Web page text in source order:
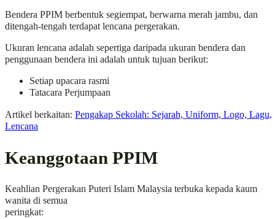
Bendera PPIM berbentuk segiempat, berwarna merah jambu, dan
ditengah-tengah terdapat lencana pergerakan.
Ukuran lencana adalah sepertiga daripada ukuran bendera dan
penggunaan bendera ini adalah untuk tujuan berikut:
Setiap upacara rasmi
Tatacara Perjumpaan
Artikel berkaitan: Pengakap Sekolah: Sejarah, Uniform, Logo, Lagu,
Lencana
Keanggotaan PPIM
Keahlian Pergerakan Puteri Islam Malaysia terbuka kepada kaum
wanita di semua
peringkat: